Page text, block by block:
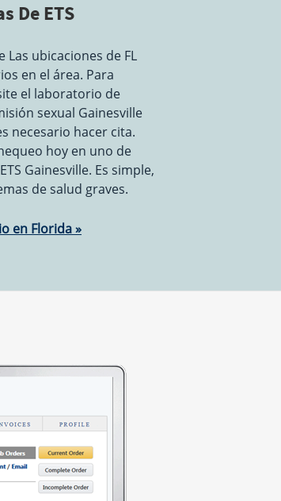
De ETS
Las ubicaciones de FL
en el área. Para
el laboratorio de
sexual Gainesville
necesario hacer cita.
hoy en uno de
Gainesville. Es simple,
de salud graves.
en Florida »